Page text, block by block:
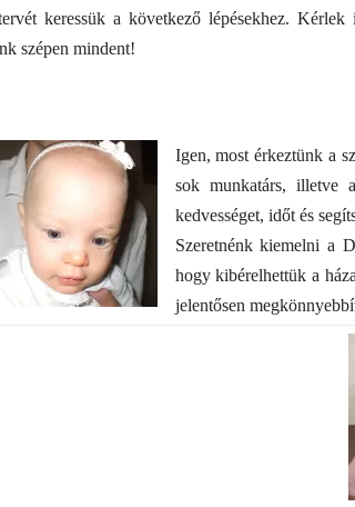
keressük a következő lépésekhez.
szépen mindent!
Igen, most érkeztünk a
sok munkatárs, illetve
kedvességet, időt és
Szeretnénk kiemelni a
hogy kibérelhettük a
jelentősen